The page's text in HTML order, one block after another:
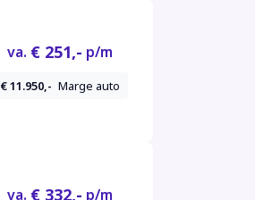
va. € 251,- p/m
€ 11.950,- Marge auto
va. p/m